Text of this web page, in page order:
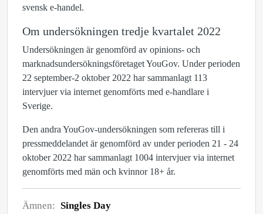
svensk e-handel.
Om undersökningen tredje kvartalet 2022
Undersökningen är genomförd av opinions- och
marknadsundersökningsföretaget YouGov. Under perioden
22 september-2 oktober 2022 har sammanlagt 113
intervjuer via internet genomförts med e-handlare i
Sverige.
Den andra YouGov-undersökningen som refereras till i
pressmeddelandet är genomförd av under perioden 21 - 24
oktober 2022 har sammanlagt 1004 intervjuer via internet
genomförts med män och kvinnor 18+ år.
Ämnen: Singles Day